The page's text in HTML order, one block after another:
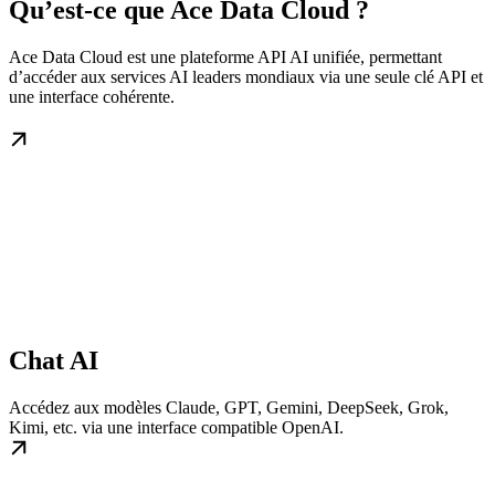
Qu’est-ce que Ace Data Cloud ?
Ace Data Cloud est une plateforme API AI unifiée, permettant
d’accéder aux services AI leaders mondiaux via une seule clé API et
une interface cohérente.
Chat AI
Accédez aux modèles Claude, GPT, Gemini, DeepSeek, Grok,
Kimi, etc. via une interface compatible OpenAI.